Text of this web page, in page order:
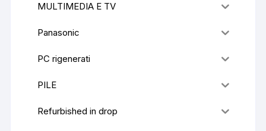
MULTIMEDIA E TV
Panasonic
PC rigenerati
PILE
Refurbished in drop